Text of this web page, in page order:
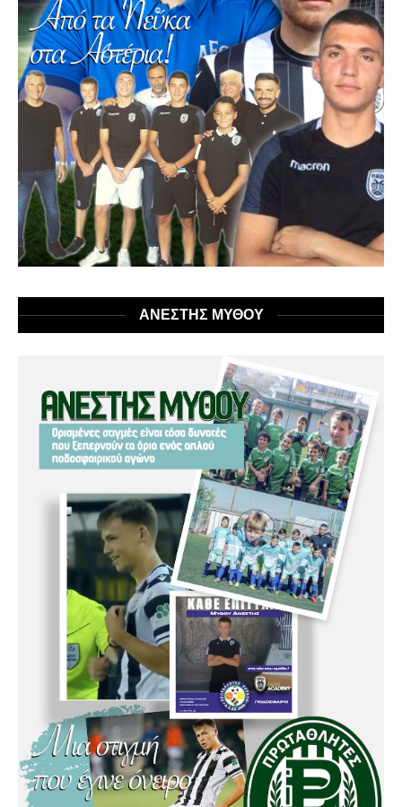
ΑΝΕΣΤΗΣ ΜΥΘΟΥ